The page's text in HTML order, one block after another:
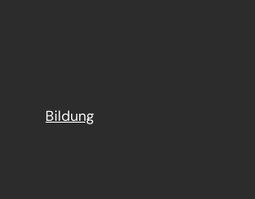
Bildung